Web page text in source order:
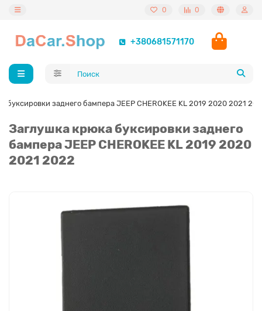
0 0
+380681571170
буксировки заднего бампера JEEP CHEROKEE KL 2019 2020 2021
Заглушка крюка буксировки заднего
бампера JEEP CHEROKEE KL 2019 2020
2021 2022